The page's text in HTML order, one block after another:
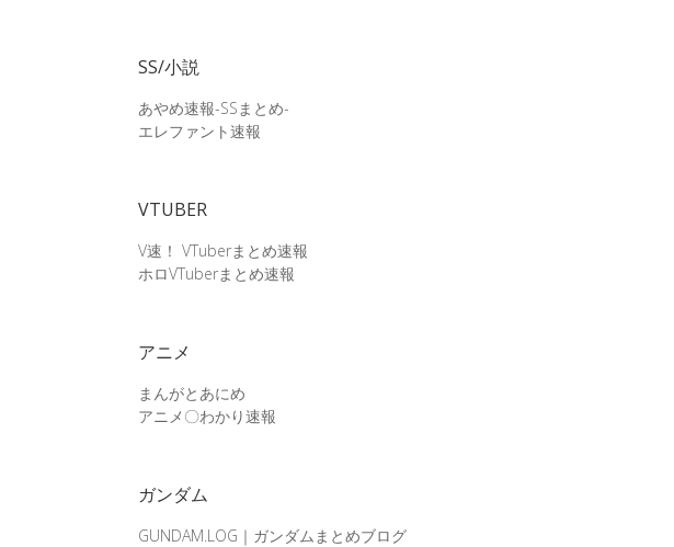
SS/小説
あやめ速報-SSまとめ-
エレファント速報
VTUBER
V速！ VTuberまとめ速報
ホロVTuberまとめ速報
アニメ
まんがとあにめ
アニメ〇わかり速報
ガンダム
GUNDAM.LOG｜ガンダムまとめブログ